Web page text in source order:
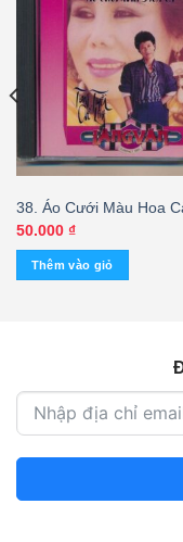
38. Áo Cưới Màu Hoa
Chế Linh – Thanh Tuyền
50.000 ₫
Thêm vào giỏ